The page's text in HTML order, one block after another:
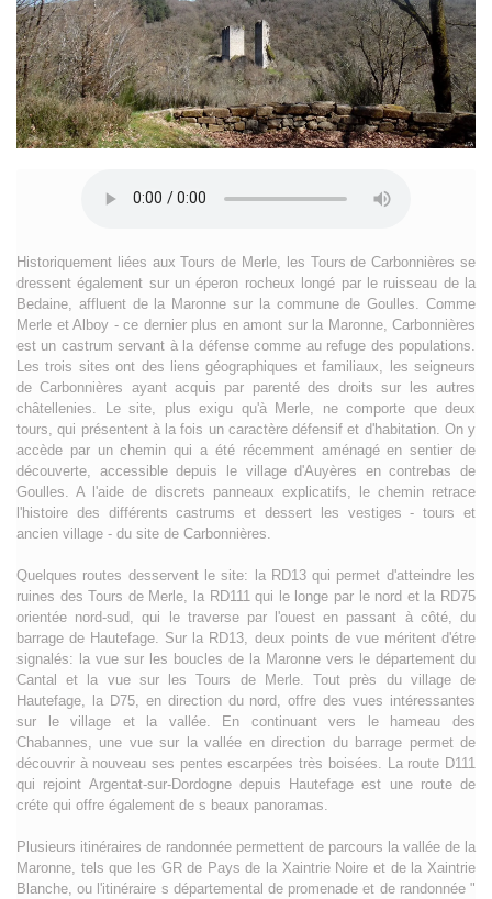
Historiquement liées aux Tours de Merle, les Tours de Carbonnières se
dressent également sur un éperon rocheux longé par le ruisseau de la
Bedaine, affluent de la Maronne sur la commune de Goulles. Comme
Merle et Alboy - ce dernier plus en amont sur la Maronne, Carbonnières
est un castrum servant à la défense comme au refuge des populations.
Les trois sites ont des liens géographiques et familiaux, les seigneurs
de Carbonnières ayant acquis par parenté des droits sur les autres
châtellenies. Le site, plus exigu qu'à Merle, ne comporte que deux
tours, qui présentent à la fois un caractère défensif et d'habitation. On y
accède par un chemin qui a été récemment aménagé en sentier de
découverte, accessible depuis le village d'Auyères en contrebas de
Goulles. A l'aide de discrets panneaux explicatifs, le chemin retrace
l'histoire des différents castrums et dessert les vestiges - tours et
ancien village - du site de Carbonnières.
Quelques routes desservent le site: la RD13 qui permet d'atteindre les
ruines des Tours de Merle, la RD111 qui le longe par le nord et la RD75
orientée nord-sud, qui le traverse par l'ouest en passant à côté, du
barrage de Hautefage. Sur la RD13, deux points de vue méritent d'étre
signalés: la vue sur les boucles de la Maronne vers le département du
Cantal et la vue sur les Tours de Merle. Tout près du village de
Hautefage, la D75, en direction du nord, offre des vues intéressantes
sur le village et la vallée. En continuant vers le hameau des
Chabannes, une vue sur la vallée en direction du barrage permet de
découvrir à nouveau ses pentes escarpées très boisées. La route D111
qui rejoint Argentat-sur-Dordogne depuis Hautefage est une route de
créte qui offre également de s beaux panoramas.
Plusieurs itinéraires de randonnée permettent de parcours la vallée de la
Maronne, tels que les GR de Pays de la Xaintrie Noire et de la Xaintrie
Blanche, ou l'itinéraire s départemental de promenade et de randonnée "